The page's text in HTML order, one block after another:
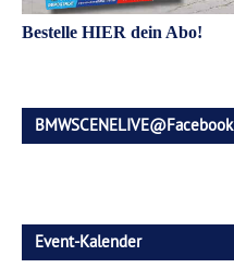
Bestelle HIER dein Abo!
BMWSCENELIVE@Facebook
Event-Kalender